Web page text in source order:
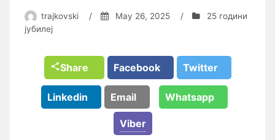
trajkovski / May 26, 2025 /
25 години
јубилеј
Share Facebook Twitter
Linkedin Email Whatsapp
Viber